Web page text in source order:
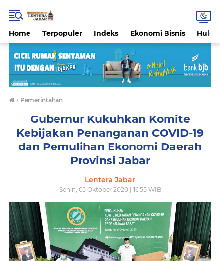
Home Terpopuler Indeks Ekonomi Bisnis
› Pemerintahan
Gubernur Kukuhkan Komite
Kebijakan Penanganan COVID-19
dan Pemulihan Ekonomi Daerah
Provinsi Jabar
Lentera Jabar
Senin, 05 Oktober 2020 | 16:55 WIB